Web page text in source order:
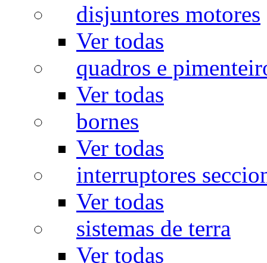
disjuntores motores
Ver todas
quadros e
Ver todas
bornes
Ver todas
interruptores
Ver todas
sistemas de terra
Ver todas